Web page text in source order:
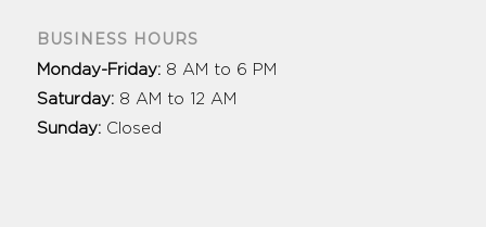
BUSINESS HOURS
Monday-Friday: 8 AM to 6 PM
Saturday: 8 AM to 12 AM
Sunday: Closed